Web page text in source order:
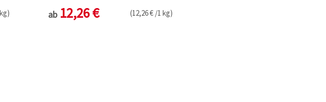
ab 12,26 € (12,26 € /1 kg)